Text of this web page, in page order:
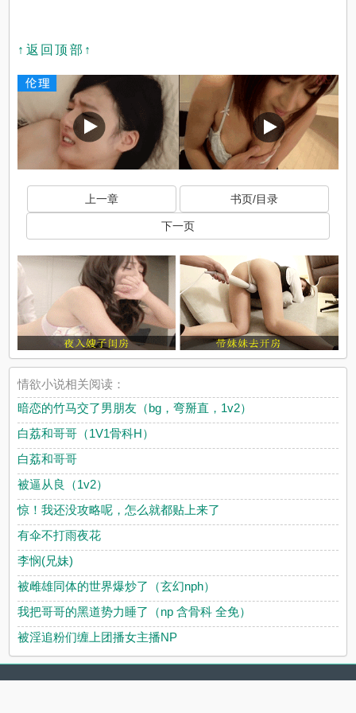
↑返回顶部↑
上一章 书页/目录
下一页
情欲小说相关阅读：
暗恋的竹马交了男朋友（bg，弯掰直，1v2）
白荔和哥哥（1V1骨科H）
白荔和哥哥
被逼从良（1v2）
惊！我还没攻略呢，怎么就都贴上来了
有伞不打雨夜花
李悯(兄妹)
被雌雄同体的世界爆炒了（玄幻nph）
我把哥哥的黑道势力睡了（np 含骨科 全免）
被淫追粉们缠上团播女主播NP